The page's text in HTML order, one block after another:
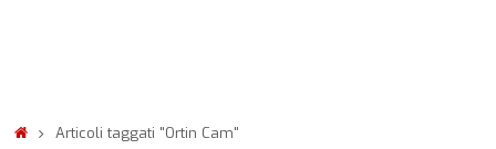
Articoli taggati "Ortin Cam"